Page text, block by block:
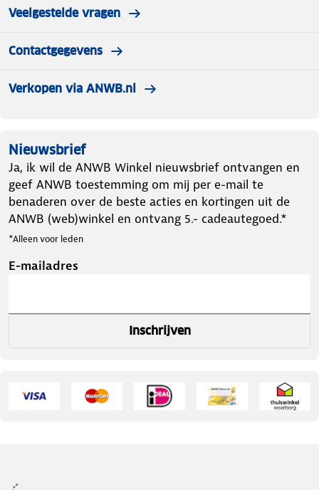
Veelgestelde vragen
Contactgegevens
Verkopen via ANWB.nl
Nieuwsbrief
Ja, ik wil de ANWB Winkel nieuwsbrief ontvangen en
geef ANWB toestemming om mij per e-mail te
benaderen over de beste acties en kortingen uit de
ANWB (web)winkel en ontvang 5.- cadeautegoed.*
*Alleen voor leden
E-mailadres
Inschrijven